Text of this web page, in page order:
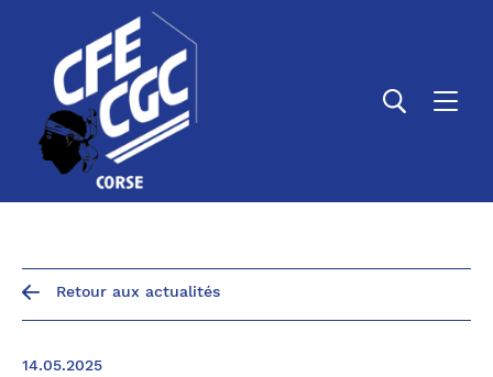
Retour aux actualités
14.05.2025
Panneau de gestion des cookies